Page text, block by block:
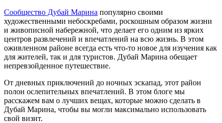
Сообщество Дубай Марина популярно своими
художественными небоскребами, роскошным образом жизни
и живописной набережной, что делает его одним из ярких
центров развлечений и впечатлений на всю жизнь. В этом
оживленном районе всегда есть что-то новое для изучения как
для жителей, так и для туристов. Дубай Марина обещает
непревзойденное путешествие.
От дневных приключений до ночных эскапад, этот район
полон ослепительных впечатлений. В этом блоге мы
расскажем вам о лучших вещах, которые можно сделать в
Дубай Марина, чтобы вы могли максимально использовать
свой визит.